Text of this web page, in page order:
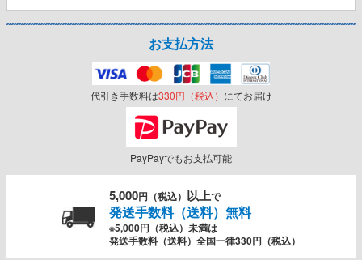
お支払方法
代引き手数料は330円（税込） にてお届け
PayPayでもお支払可能
5,000円（税込） 以上で
発送手数料（送料）無料
※5,000円（税込）未満は
発送手数料（送料）全国一律330円（税込）